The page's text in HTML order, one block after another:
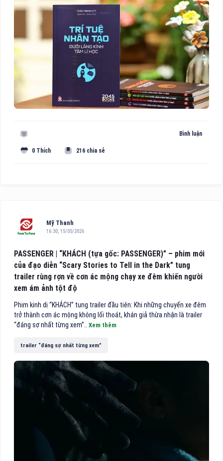
Bình luận
0 Thích 216 chia sẻ
Mỹ Thanh
16:30, 15/05/2026
PASSENGER | “KHÁCH (tựa gốc: PASSENGER)” – phim mới
của đạo diễn “Scary Stories to Tell in the Dark” tung
trailer rùng rợn về cơn ác mộng chạy xe đêm khiến người
xem ám ảnh tột độ
Phim kinh dị “KHÁCH” tung trailer đầu tiên: Khi những chuyến xe đêm
trở thành cơn ác mộng không lối thoát, khán giả thừa nhận là trailer
“đáng sợ nhất từng xem”.. Xem thêm
trailer “đáng sợ nhất từng xem”